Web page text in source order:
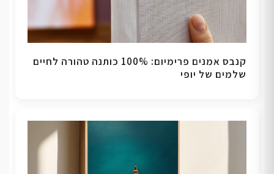
קנבס אמנים פרימיום: 100% כותנה טהורה לחיים
שלמים של יופי